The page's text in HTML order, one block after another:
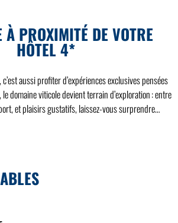
À PROXIMITÉ DE VOTRE
HÔTEL 4*
aussi profiter d’expériences exclusives pensées
domaine viticole devient terrain d’exploration : entre
et plaisirs gustatifs, laissez-vous surprendre…